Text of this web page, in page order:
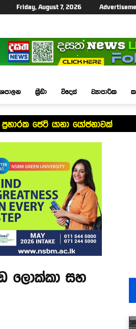
Friday, August 7, 2026
ක්‍රීඩා විදෙස් ව්‍යාපාරික
ජෙට් යානා යෝජනාවක්
ලොක්කා සහ